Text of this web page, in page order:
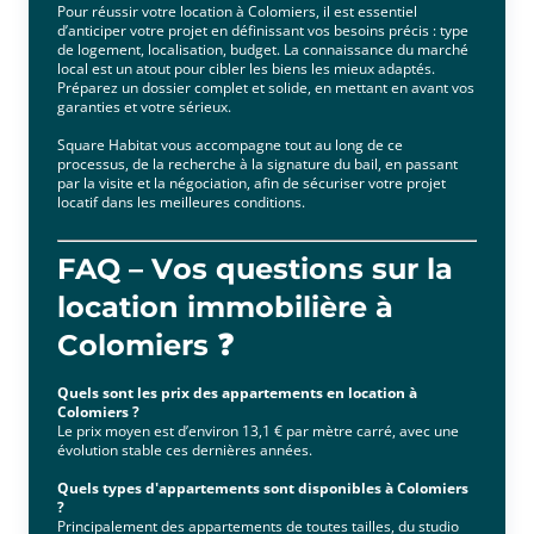
Pour réussir votre location à Colomiers, il est essentiel
d’anticiper votre projet en définissant vos besoins précis : type
de logement, localisation, budget. La connaissance du marché
local est un atout pour cibler les biens les mieux adaptés.
Préparez un dossier complet et solide, en mettant en avant vos
garanties et votre sérieux.
Square Habitat vous accompagne tout au long de ce
processus, de la recherche à la signature du bail, en passant
par la visite et la négociation, afin de sécuriser votre projet
locatif dans les meilleures conditions.
FAQ – Vos questions sur la
location immobilière à
Colomiers ❓
Quels sont les prix des appartements en location à
Colomiers ?
Le prix moyen est d’environ 13,1 € par mètre carré, avec une
évolution stable ces dernières années.
Quels types d'appartements sont disponibles à Colomiers
?
Principalement des appartements de toutes tailles, du studio